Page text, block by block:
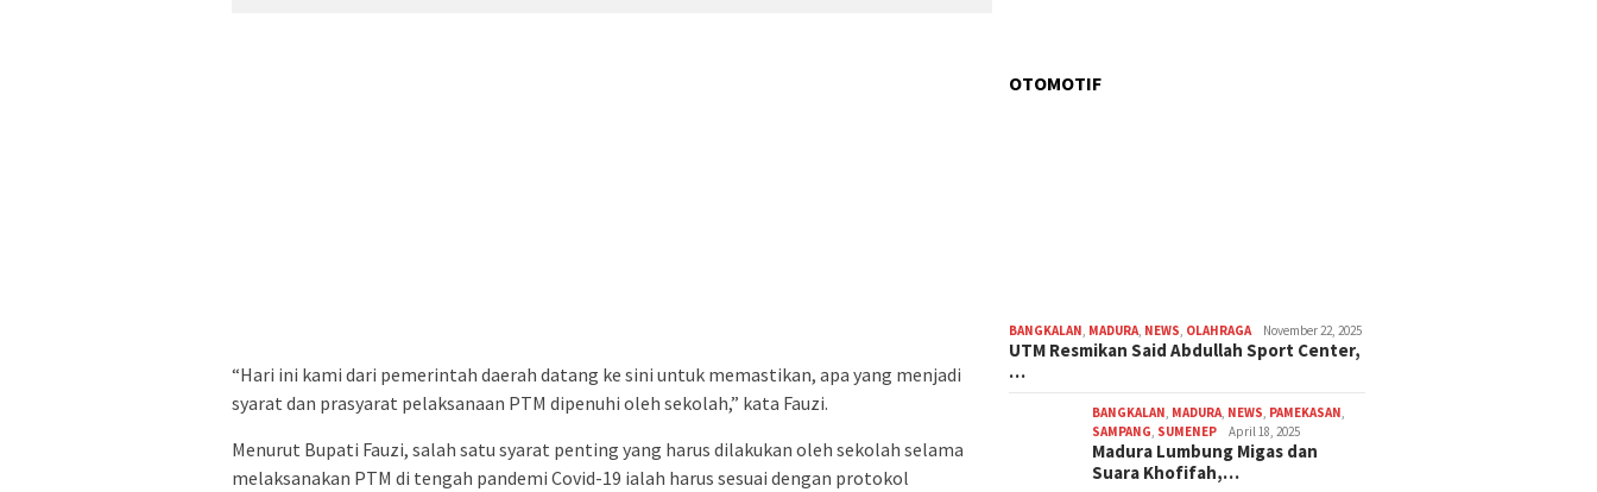
“Hari ini kami dari pemerintah daerah datang ke sini untuk memastikan, apa yang menjadi
syarat dan prasyarat pelaksanaan PTM dipenuhi oleh sekolah,” kata Fauzi.
Menurut Bupati Fauzi, salah satu syarat penting yang harus dilakukan oleh sekolah selama
melaksanakan PTM di tengah pandemi Covid-19 ialah harus sesuai dengan protokol
OTOMOTIF
BANGKALAN, MADURA, NEWS, OLAHRAGA November 22, 2025
UTM Resmikan Said Abdullah Sport Center,
…
BANGKALAN, MADURA, NEWS, PAMEKASAN,
SAMPANG, SUMENEP April 18, 2025
Madura Lumbung Migas dan
Suara Khofifah,…